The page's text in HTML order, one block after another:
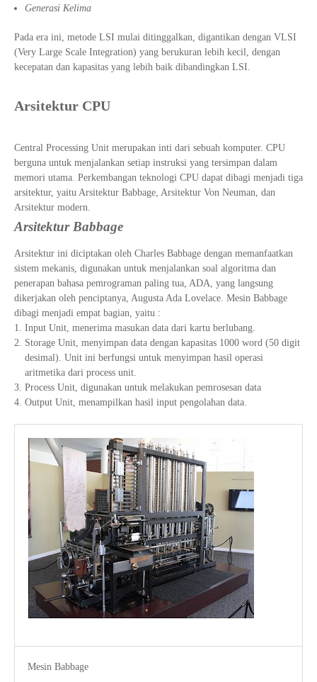
Generasi Kelima
Pada era ini, metode LSI mulai ditinggalkan, digantikan dengan VLSI
(Very Large Scale Integration) yang berukuran lebih kecil, dengan
kecepatan dan kapasitas yang lebih baik dibandingkan LSI.
Arsitektur CPU
Central Processing Unit merupakan inti dari sebuah komputer. CPU
berguna untuk menjalankan setiap instruksi yang tersimpan dalam
memori utama. Perkembangan teknologi CPU dapat dibagi menjadi tiga
arsitektur, yaitu Arsitektur Babbage, Arsitektur Von Neuman, dan
Arsitektur modern.
Arsitektur Babbage
Arsitektur ini diciptakan oleh Charles Babbage dengan memanfaatkan
sistem mekanis, digunakan untuk menjalankan soal algoritma dan
penerapan bahasa pemrograman paling tua, ADA, yang langsung
dikerjakan oleh penciptanya, Augusta Ada Lovelace. Mesin Babbage
dibagi menjadi empat bagian, yaitu :
Input Unit, menerima masukan data dari kartu berlubang.
Storage Unit, menyimpan data dengan kapasitas 1000 word (50 digit
desimal). Unit ini berfungsi untuk menyimpan hasil operasi
aritmetika dari process unit.
Process Unit, digunakan untuk melakukan pemrosesan data
Output Unit, menampilkan hasil input pengolahan data.
Mesin Babbage